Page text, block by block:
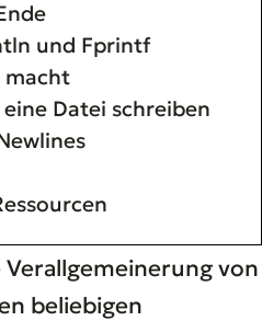
und Fprintf
macht
Datei schreiben
Verallgemeinerung von
beliebigen